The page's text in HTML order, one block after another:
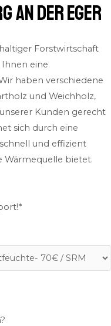
an der Eger
Forstwirtschaft
eine
haben verschiedene
und Weichholz,
Kunden gerecht
sich durch eine
und effizient
bietet.